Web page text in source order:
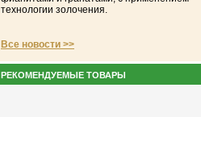
технологии золочения.
Все новости >>
РЕКОМЕНДУЕМЫЕ ТОВАРЫ